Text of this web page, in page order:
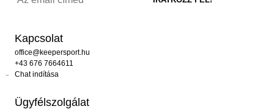
Kapcsolat
office@keepersport.hu
+43 676 7664611
Chat indítása
Ügyfélszolgálat